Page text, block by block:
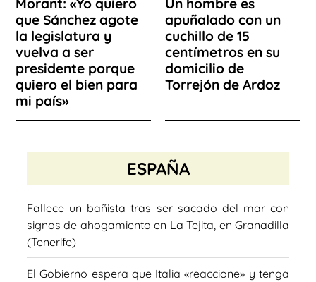
que Sánchez agote
la legislatura y
vuelva a ser
presidente porque
quiero el bien para
mi país»
apuñalado con un
cuchillo de 15
centímetros en su
domicilio de
Torrejón de Ardoz
ESPAÑA
Fallece un bañista tras ser sacado del mar con
signos de ahogamiento en La Tejita, en Granadilla
(Tenerife)
El Gobierno espera que Italia «reaccione» y tenga